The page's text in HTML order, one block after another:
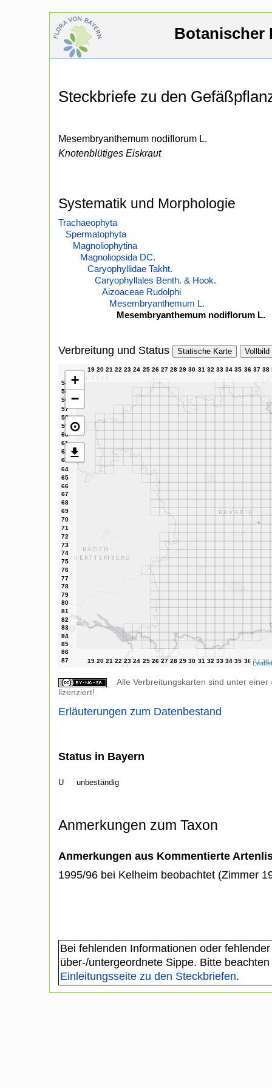
Botanischer
Steckbriefe zu den
Mesembryanthemum nodiflorum L.
Knotenblütiges Eiskraut
Systematik und Morphologie
Trachaeophyta
Spermatophyta
Magnoliophytina
Magnoliopsida DC.
Caryophyllidae Takht.
Caryophyllales Benth. & Hook.
Aizoaceae Rudolphi
Mesembryanthemum L.
Mesembryanthemum nodiflorum L.
Verbreitung und Status Statische Karte Vollbild
+
−
⊙
Leaflet
Alle Verbreitungskarten sind unter einer
lizenziert!
Erläuterungen zum Datenbestand
Status in Bayern
U unbeständig
Anmerkungen zum Taxon
Anmerkungen aus Kommentierte
1995/96 bei Kelheim beobachtet (Zimmer
Bei fehlenden Informationen oder
über-/untergeordnete Sippe. Bitte
Einleitungsseite zu den Steckbriefen.